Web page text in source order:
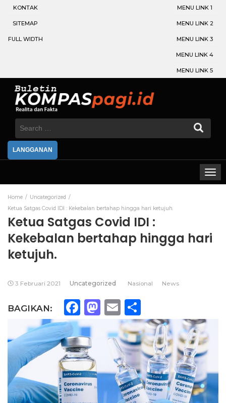
KONTAK
SITEMAP
FULL WIDTH
MENU LINK 1
MENU LINK 2
MENU LINK 3
MENU LINK 4
MENU LINK 5
Search
LANGGANAN
Home
Uncategorized
Ketua Satgas Covid IDI : Kekebalan bertahap hingga hari ketujuh.
Ketua Satgas Covid IDI :
Kekebalan bertahap hingga hari
ketujuh.
3 Februari 2021 Uncategorized Nasional News
BAGIKAN: Facebook
Mastodon
Email